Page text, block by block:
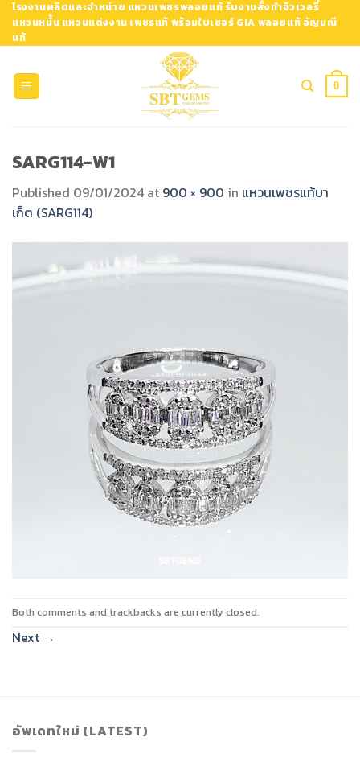
Skip
content
โรงงานผลิตและจำหน่าย แหวนเพชรพลอยแท้ รับงานสั่งทำจิวเวลรี่
แหวนหมั้น แหวนแต่งงาน เพชรแท้ พร้อมใบเซอร์ GIA พลอยแท้ อัญมณี
แท้
0
SARG114-W1
Published 09/01/2024 at 900 × 900 in แหวนเพชรแท้บา
เก็ต (SARG114)
Both comments and trackbacks are currently closed.
Next →
อัพเดทใหม่ (LATEST)